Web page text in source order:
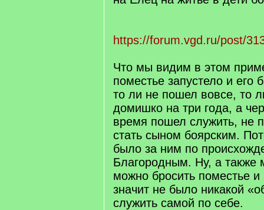
https://forum.vgd.ru/post/
Что мы видим в этом
поместье запустело и его
то ли не пошел вовсе, то
домишко на три года, а
время пошел служить, не
стать сыном боярским.
было за ним по
Благородным. Ну, а также
можно бросить поместье и
значит не было никакой
служить самой по себе.